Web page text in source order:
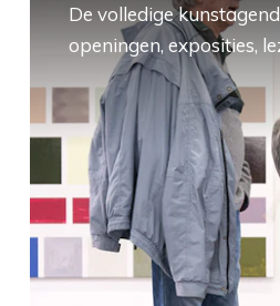
De volledige
openingen, exposities,